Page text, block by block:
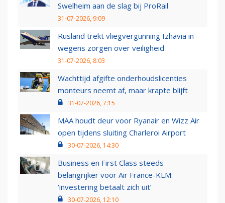
Swelheim aan de slag bij ProRail
31-07-2026, 9:09
Rusland trekt vliegvergunning Izhavia in
wegens zorgen over veiligheid
31-07-2026, 8:03
Wachttijd afgifte onderhoudslicenties
monteurs neemt af, maar krapte blijft
31-07-2026, 7:15
MAA houdt deur voor Ryanair en Wizz Air
open tijdens sluiting Charleroi Airport
30-07-2026, 14:30
Business en First Class steeds
belangrijker voor Air France-KLM:
‘investering betaalt zich uit’
30-07-2026, 12:10